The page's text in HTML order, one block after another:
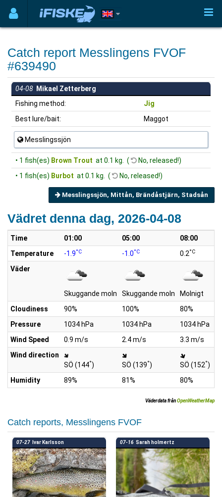
Catch report Messlingens FVOF
#639490
04-08 Mikael Zetterberg
Fishing method:
Jig
Best lure/bait:
Maggot
Messlingssjön
• 1 fish(es) Brown Trout at 0.1 kg. (
No, released!)
• 1 fish(es) Burbot at 0.1 kg. ( No, released!)
Messlingssjön, Mittån, Brändåstjärn, Stadsån
Vädret denna dag, 2026-04-08
Time 01:00 05:00 08:00
Temperature
-1.9°C -1.0°C 0.2°C
Väder
Skuggande moln Skuggande moln Molnigt
Cloudiness
90% 100% 80%
Pressure
1034 hPa 1034 hPa 1034 hPa
Wind Speed
0.9 m/s 2.4 m/s 3.3 m/s
Wind direction
SÖ (144°) SÖ (139°) SÖ (152°)
Humidity
89% 81% 80%
Väderdata frånOpenWeatherMap
Catch reports, Messlingens FVOF
07-27 Ivar Karlsson 07-16 Sarah holmertz